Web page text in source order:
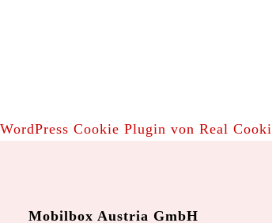
WordPress Cookie Plugin von Real
Mobilbox Austria GmbH